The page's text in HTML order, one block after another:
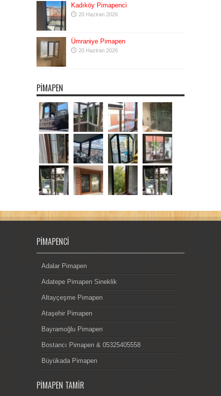
Kadıköy Pimapenci
20 Haziran 2026
Ümraniye Pimapen
20 Haziran 2026
PIMAPEN
PIMAPENCI
Adalar Pimapen
Adatepe Pimapen Sineklik
Altayçeşme Pimapen
Ataşehir Pimapen
Bayramoğlu Pimapen
Bostancı Pimapen & 05325405558
Büyükada Pimapen
PIMAPEN TAMIR